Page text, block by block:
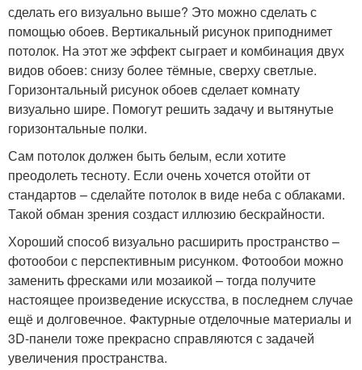
сделать его визуально выше? Это можно сделать с
помощью обоев. Вертикальный рисунок приподнимет
потолок. На этот же эффект сыграет и комбинация двух
видов обоев: снизу более тёмные, сверху светлые.
Горизонтальный рисунок обоев сделает комнату
визуально шире. Помогут решить задачу и вытянутые
горизонтальные полки.
Сам потолок должен быть белым, если хотите
преодолеть тесноту. Если очень хочется отойти от
стандартов – сделайте потолок в виде неба с облаками.
Такой обман зрения создаст иллюзию бескрайности.
Хороший способ визуально расширить пространство –
фотообои с перспективным рисунком. Фотообои можно
заменить фресками или мозаикой – тогда получите
настоящее произведение искусства, в последнем случае
ещё и долговечное. Фактурные отделочные материалы и
3D-панели тоже прекрасно справляются с задачей
увеличения пространства.